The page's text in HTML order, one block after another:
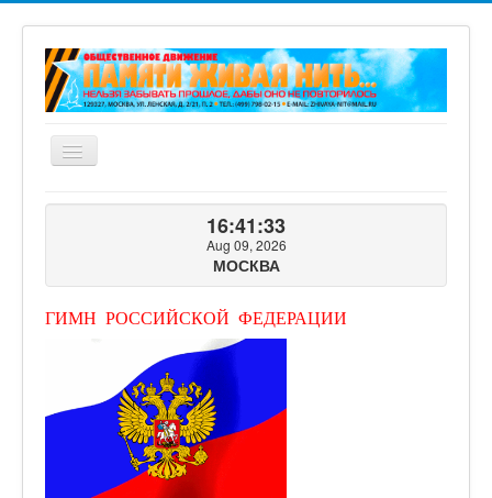
Включить/
выключить
ГЛАВНАЯ
ВИДЕОГАЛЕРЕЯ
КНИГИ ПРОЕКТА
КОНТАКТЫ
16:41:34
Aug 09, 2026
МОСКВА
ГИМН РОССИЙСКОЙ ФЕДЕРАЦИИ